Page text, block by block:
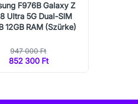
F976B Galaxy Z
Ultra 5G Dual-SIM
12GB RAM (Szürke)
947 000 Ft
852 300 Ft